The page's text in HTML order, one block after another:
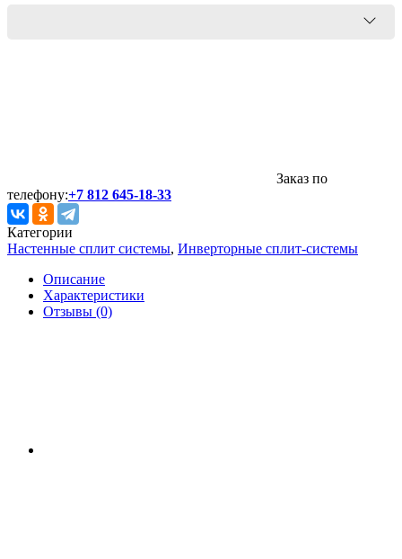
Заказ по
телефону:+7 812 645-18-33
Категории
Настенные сплит системы, Инверторные сплит-системы
Описание
Характеристики
Отзывы (0)